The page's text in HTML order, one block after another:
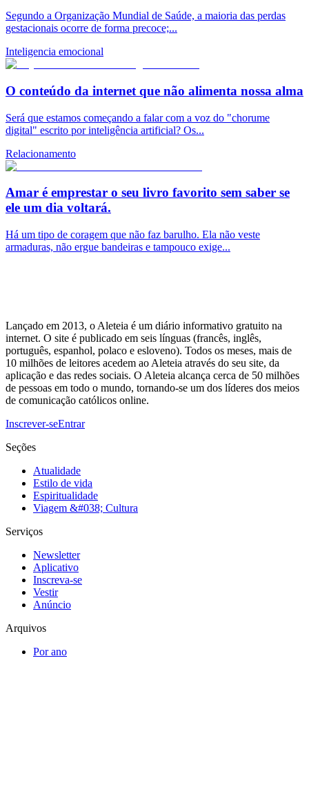
Segundo a Organização Mundial de Saúde, a maioria das perdas
gestacionais ocorre de forma precoce;...
Inteligencia emocional
O conteúdo da internet que não alimenta nossa alma
Será que estamos começando a falar com a voz do "chorume
digital" escrito por inteligência artificial? Os...
Relacionamento
Amar é emprestar o seu livro favorito sem saber se
ele um dia voltará.
Há um tipo de coragem que não faz barulho. Ela não veste
armaduras, não ergue bandeiras e tampouco exige...
Lançado em 2013, o Aleteia é um diário informativo gratuito na
internet. O site é publicado em seis línguas (francês, inglês,
português, espanhol, polaco e esloveno). Todos os meses, mais de
10 milhões de leitores acedem ao Aleteia através do seu site, da
aplicação e das redes sociais. O Aleteia alcança cerca de 50 milhões
de pessoas em todo o mundo, tornando-se um dos líderes dos meios
de comunicação católicos online.
Inscrever-seEntrar
Seções
Atualidade
Estilo de vida
Espiritualidade
Viagem &#038; Cultura
Serviços
Newsletter
Aplicativo
Inscreva-se
Vestir
Anúncio
Arquivos
Por ano